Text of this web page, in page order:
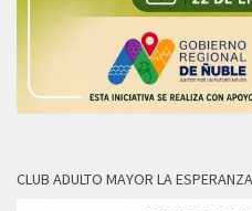
CLUB ADULTO MAYOR LA ESPERANZA